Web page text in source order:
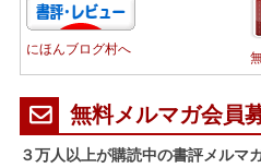
にほんブログ村へ
無料メルマガ会員
３万人以上が購読中の書評メルマ